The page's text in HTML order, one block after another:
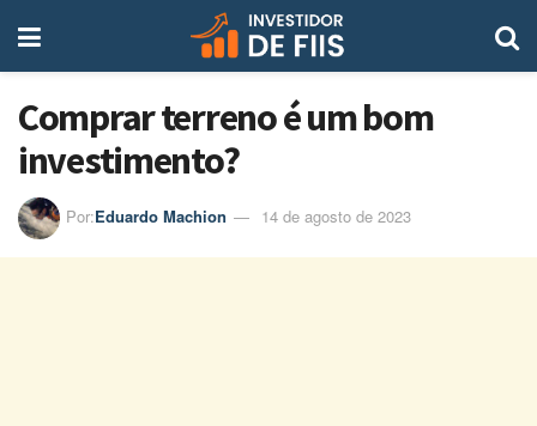
Comprar terreno é um bom
investimento?
Por:Eduardo Machion 14 de agosto de 2023